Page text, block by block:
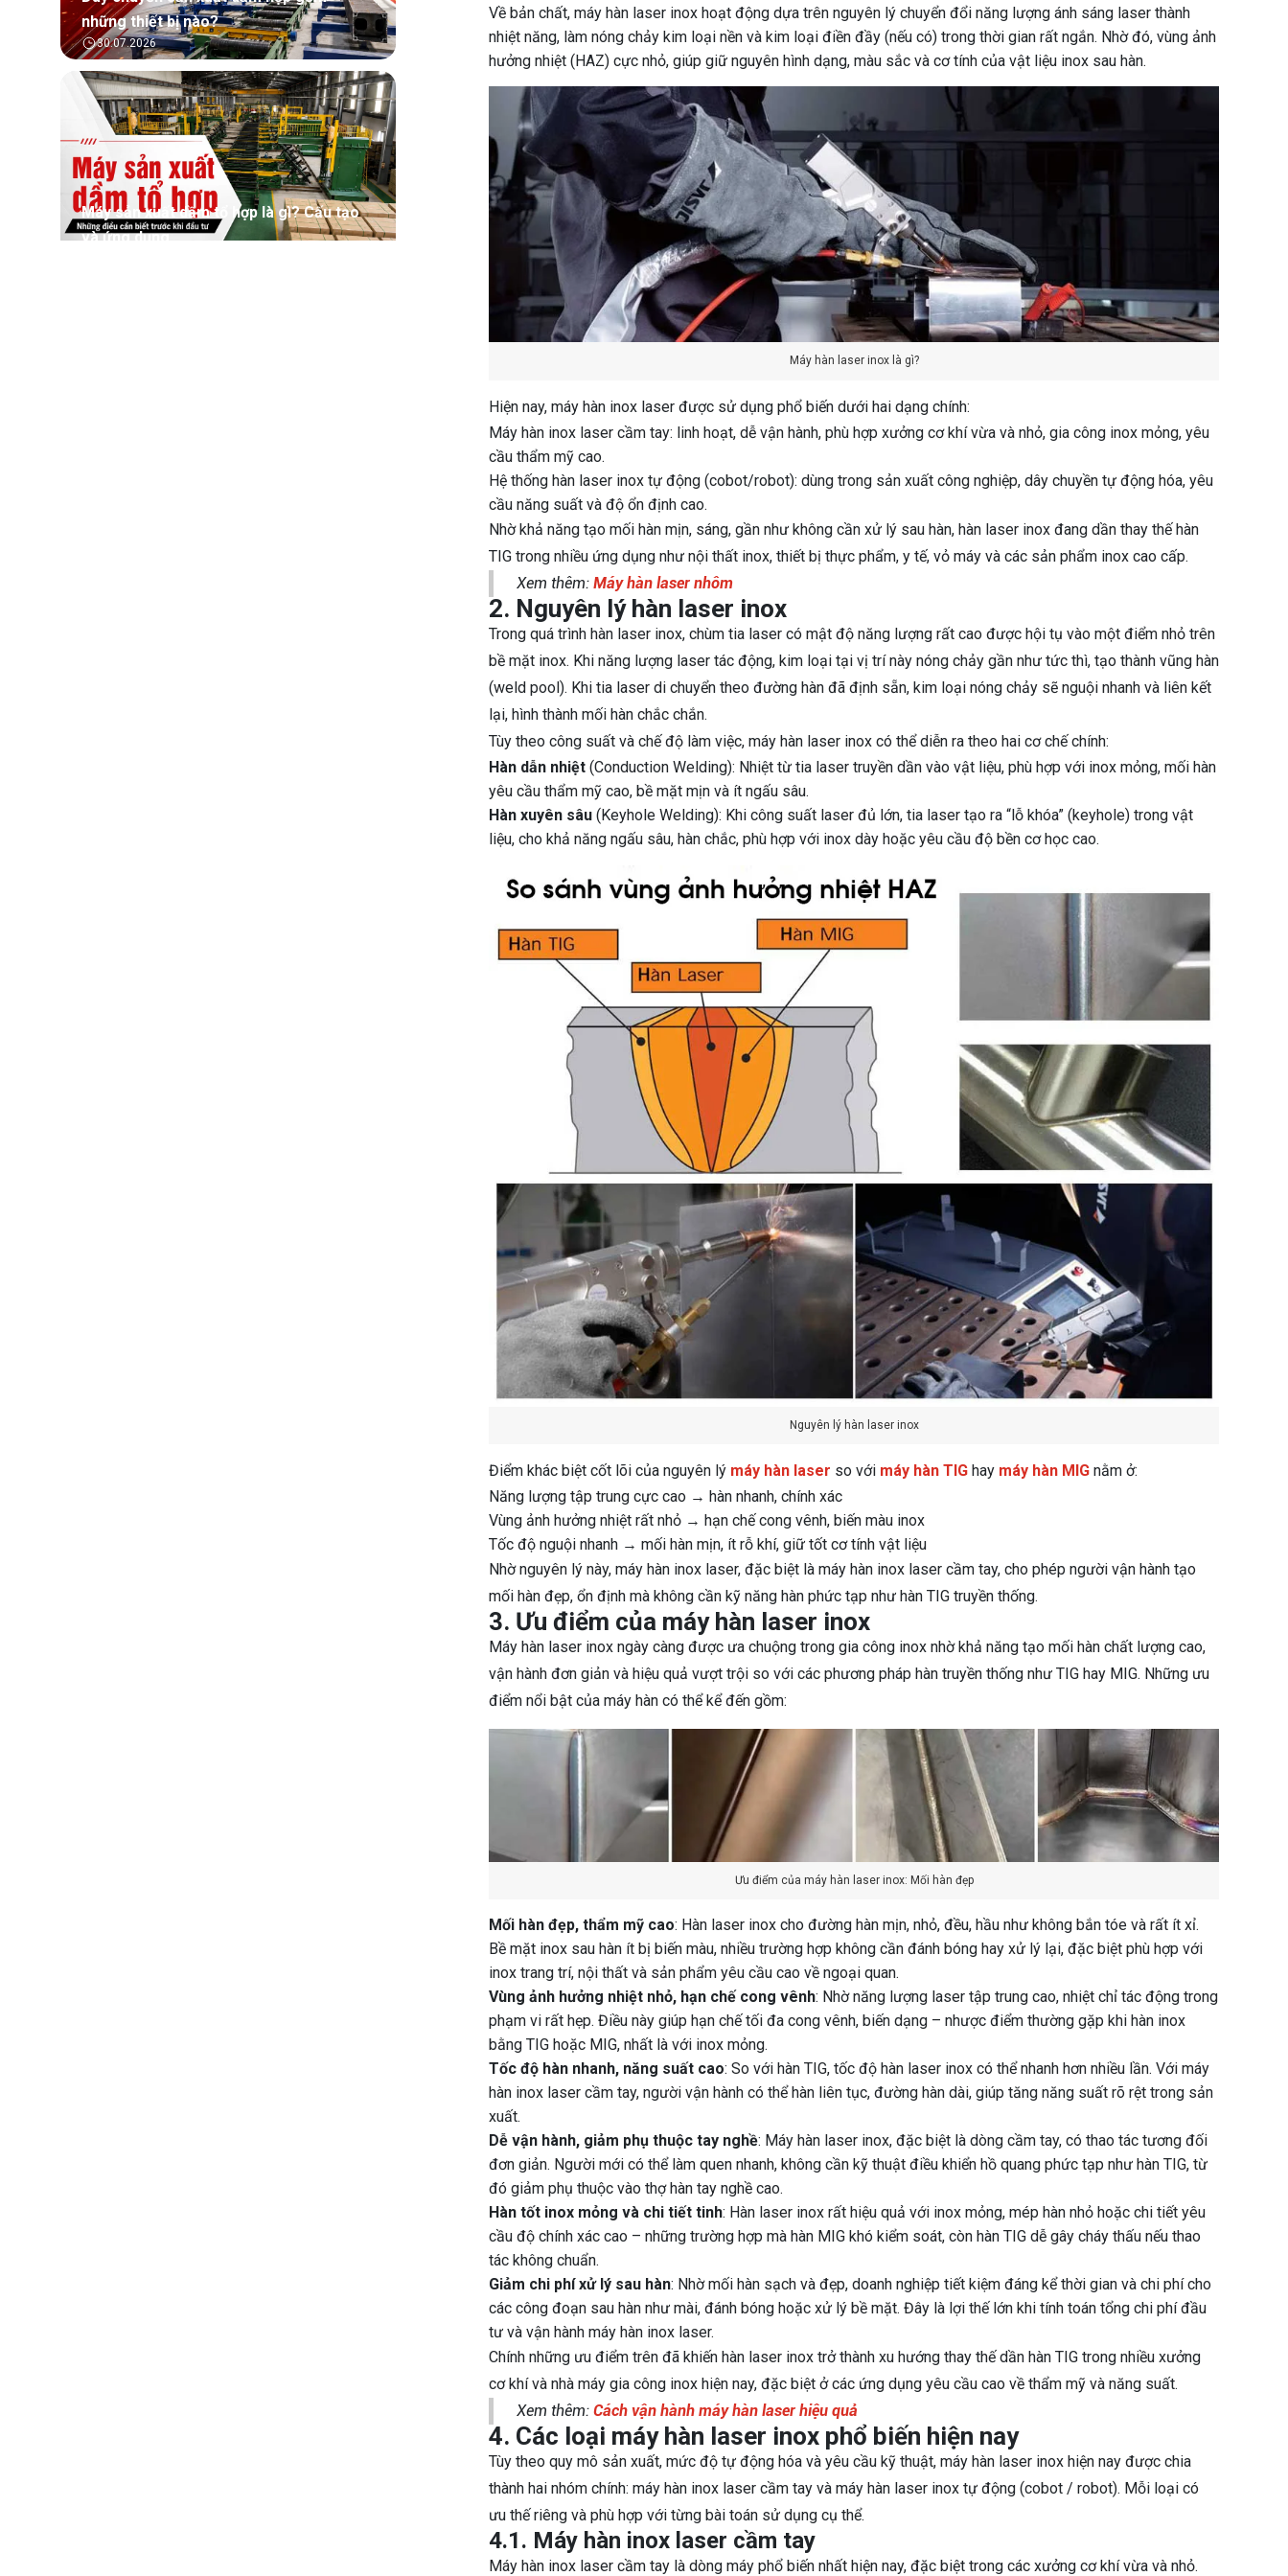
những thiết bị nào?
30.07.2026
Máy sản xuất dầm tổ hợp là gì? Cấu tạo
và ứng dụng
Về bản chất, máy hàn laser inox hoạt động dựa trên nguyên lý chuyển đổi năng lượng ánh sáng laser thành
nhiệt năng, làm nóng chảy kim loại nền và kim loại điền đầy (nếu có) trong thời gian rất ngắn. Nhờ đó, vùng ảnh
hưởng nhiệt (HAZ) cực nhỏ, giúp giữ nguyên hình dạng, màu sắc và cơ tính của vật liệu inox sau hàn.
Máy hàn laser inox là gì?
Hiện nay, máy hàn inox laser được sử dụng phổ biến dưới hai dạng chính:
Máy hàn inox laser cầm tay: linh hoạt, dễ vận hành, phù hợp xưởng cơ khí vừa và nhỏ, gia công inox mỏng, yêu
cầu thẩm mỹ cao.
Hệ thống hàn laser inox tự động (cobot/robot): dùng trong sản xuất công nghiệp, dây chuyền tự động hóa, yêu
cầu năng suất và độ ổn định cao.
Nhờ khả năng tạo mối hàn mịn, sáng, gần như không cần xử lý sau hàn, hàn laser inox đang dần thay thế hàn
TIG trong nhiều ứng dụng như nội thất inox, thiết bị thực phẩm, y tế, vỏ máy và các sản phẩm inox cao cấp.
Xem thêm: Máy hàn laser nhôm
2. Nguyên lý hàn laser inox
Trong quá trình hàn laser inox, chùm tia laser có mật độ năng lượng rất cao được hội tụ vào một điểm nhỏ trên
bề mặt inox. Khi năng lượng laser tác động, kim loại tại vị trí này nóng chảy gần như tức thì, tạo thành vũng hàn
(weld pool). Khi tia laser di chuyển theo đường hàn đã định sẵn, kim loại nóng chảy sẽ nguội nhanh và liên kết
lại, hình thành mối hàn chắc chắn.
Tùy theo công suất và chế độ làm việc, máy hàn laser inox có thể diễn ra theo hai cơ chế chính:
Hàn dẫn nhiệt (Conduction Welding): Nhiệt từ tia laser truyền dần vào vật liệu, phù hợp với inox mỏng, mối hàn
yêu cầu thẩm mỹ cao, bề mặt mịn và ít ngấu sâu.
Hàn xuyên sâu (Keyhole Welding): Khi công suất laser đủ lớn, tia laser tạo ra “lỗ khóa” (keyhole) trong vật
liệu, cho khả năng ngấu sâu, hàn chắc, phù hợp với inox dày hoặc yêu cầu độ bền cơ học cao.
Nguyên lý hàn laser inox
Điểm khác biệt cốt lõi của nguyên lý máy hàn laser so với máy hàn TIG hay máy hàn MIG nằm ở:
Năng lượng tập trung cực cao → hàn nhanh, chính xác
Vùng ảnh hưởng nhiệt rất nhỏ → hạn chế cong vênh, biến màu inox
Tốc độ nguội nhanh → mối hàn mịn, ít rỗ khí, giữ tốt cơ tính vật liệu
Nhờ nguyên lý này, máy hàn inox laser, đặc biệt là máy hàn inox laser cầm tay, cho phép người vận hành tạo
mối hàn đẹp, ổn định mà không cần kỹ năng hàn phức tạp như hàn TIG truyền thống.
3. Ưu điểm của máy hàn laser inox
Máy hàn laser inox ngày càng được ưa chuộng trong gia công inox nhờ khả năng tạo mối hàn chất lượng cao,
vận hành đơn giản và hiệu quả vượt trội so với các phương pháp hàn truyền thống như TIG hay MIG. Những ưu
điểm nổi bật của máy hàn có thể kể đến gồm:
Ưu điểm của máy hàn laser inox: Mối hàn đẹp
Mối hàn đẹp, thẩm mỹ cao: Hàn laser inox cho đường hàn mịn, nhỏ, đều, hầu như không bắn tóe và rất ít xỉ.
Bề mặt inox sau hàn ít bị biến màu, nhiều trường hợp không cần đánh bóng hay xử lý lại, đặc biệt phù hợp với
inox trang trí, nội thất và sản phẩm yêu cầu cao về ngoại quan.
Vùng ảnh hưởng nhiệt nhỏ, hạn chế cong vênh: Nhờ năng lượng laser tập trung cao, nhiệt chỉ tác động trong
phạm vi rất hẹp. Điều này giúp hạn chế tối đa cong vênh, biến dạng – nhược điểm thường gặp khi hàn inox
bằng TIG hoặc MIG, nhất là với inox mỏng.
Tốc độ hàn nhanh, năng suất cao: So với hàn TIG, tốc độ hàn laser inox có thể nhanh hơn nhiều lần. Với máy
hàn inox laser cầm tay, người vận hành có thể hàn liên tục, đường hàn dài, giúp tăng năng suất rõ rệt trong sản
xuất.
Dễ vận hành, giảm phụ thuộc tay nghề: Máy hàn laser inox, đặc biệt là dòng cầm tay, có thao tác tương đối
đơn giản. Người mới có thể làm quen nhanh, không cần kỹ thuật điều khiển hồ quang phức tạp như hàn TIG, từ
đó giảm phụ thuộc vào thợ hàn tay nghề cao.
Hàn tốt inox mỏng và chi tiết tinh: Hàn laser inox rất hiệu quả với inox mỏng, mép hàn nhỏ hoặc chi tiết yêu
cầu độ chính xác cao – những trường hợp mà hàn MIG khó kiểm soát, còn hàn TIG dễ gây cháy thấu nếu thao
tác không chuẩn.
Giảm chi phí xử lý sau hàn: Nhờ mối hàn sạch và đẹp, doanh nghiệp tiết kiệm đáng kể thời gian và chi phí cho
các công đoạn sau hàn như mài, đánh bóng hoặc xử lý bề mặt. Đây là lợi thế lớn khi tính toán tổng chi phí đầu
tư và vận hành máy hàn inox laser.
Chính những ưu điểm trên đã khiến hàn laser inox trở thành xu hướng thay thế dần hàn TIG trong nhiều xưởng
cơ khí và nhà máy gia công inox hiện nay, đặc biệt ở các ứng dụng yêu cầu cao về thẩm mỹ và năng suất.
Xem thêm: Cách vận hành máy hàn laser hiệu quả
4. Các loại máy hàn laser inox phổ biến hiện nay
Tùy theo quy mô sản xuất, mức độ tự động hóa và yêu cầu kỹ thuật, máy hàn laser inox hiện nay được chia
thành hai nhóm chính: máy hàn inox laser cầm tay và máy hàn laser inox tự động (cobot / robot). Mỗi loại có
ưu thế riêng và phù hợp với từng bài toán sử dụng cụ thể.
4.1. Máy hàn inox laser cầm tay
Máy hàn inox laser cầm tay là dòng máy phổ biến nhất hiện nay, đặc biệt trong các xưởng cơ khí vừa và nhỏ.